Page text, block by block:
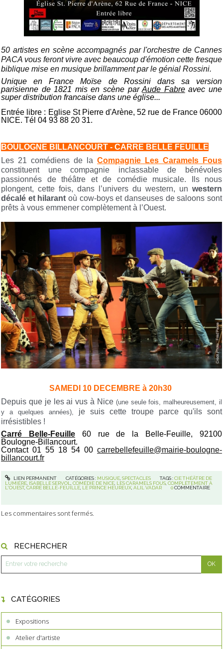
RECHERCHER
CATÉGORIES
Expositions
Atelier d'artiste
50 artistes en scène accompagnés par l'orchestre de Cannes
PACA vous feront vivre avec beaucoup d'émotion cette fresque
biblique mise en musique brillamment par le génial Rossini.
Unique en France Moïse de Rossini dans sa version
parisienne de 1821 mis en scène parAude Fabreavec une
super distribution francaise dans une église...
Entrée libre : Eglise St Pierre d'Arène, 52 rue de France 06000
NICE. Tél 04 93 88 20 31.
BOULOGNE BILLANCOURT - CARRE BELLE FEUILLE
Les 21 comédiens de la Compagnie Les Caramels Fous
constituent une compagnie inclassable de bénévoles
passionnés de théâtre et de comédie musicale. Ils nous
plongent, cette fois, dans l’univers du western, un western
décalé et hilarant où cow-boys et danseuses de saloons sont
prêts à vous emmener complètement à l’Ouest.
SAMEDI 10 DECEMBRE à 20h30
Depuis que je les ai vus à Nice (une seule fois, malheureusement, il
y a quelques années),
je suis cette troupe parce qu'ils sont
irrésistibles !
Carré Belle-Feuille
60 rue de la Belle-Feuille, 92100
Boulogne-Billancourt.
Contact 01 55 18 54 00 carrebellefeuille@mairie-boulogne-
billancourt.fr
LIEN PERMANENT CATÉGORIES : MUSIQUE, SPECTACLES TAGS :CIE THÉÂTRE DE
LUMIÈRE, ISABELLE SERVOL,COMÉDIE DE NICE, LES CARAMELS FOUS,COMPLÈTEMENT À
L'OUEST,CARRÉ BELLE-FEUILLE, LE PRINCE HEUREUX,ALIL VADAR 0 COMMENTAIRE
Les commentaires sont fermés.